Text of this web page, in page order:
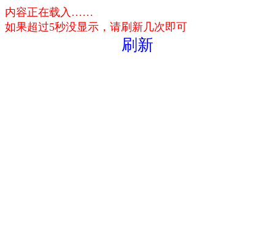
内容正在载入……
如果超过5秒没显示，请刷新几次即可
刷新